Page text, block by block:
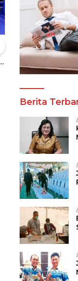
Juara Tinju Asia
Kejuaraan Tinju
2026
Wali Kota
Berita